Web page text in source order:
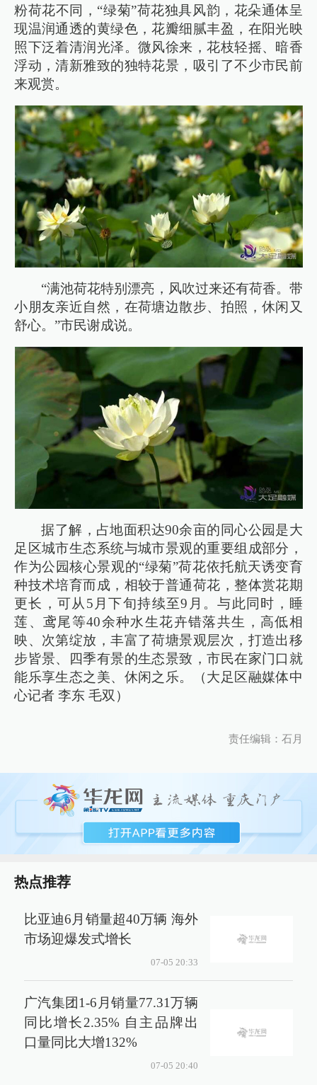
粉荷花不同，“绿菊”荷花独具风韵，花朵通体呈
现温润通透的黄绿色，花瓣细腻丰盈，在阳光映
照下泛着清润光泽。微风徐来，花枝轻摇、暗香
浮动，清新雅致的独特花景，吸引了不少市民前
来观赏。
“满池荷花特别漂亮，风吹过来还有荷香。带
小朋友亲近自然，在荷塘边散步、拍照，休闲又
舒心。”市民谢成说。
据了解，占地面积达90余亩的同心公园是大
足区城市生态系统与城市景观的重要组成部分，
作为公园核心景观的“绿菊”荷花依托航天诱变育
种技术培育而成，相较于普通荷花，整体赏花期
更长，可从5月下旬持续至9月。与此同时，睡
莲、鸢尾等40余种水生花卉错落共生，高低相
映、次第绽放，丰富了荷塘景观层次，打造出移
步皆景、四季有景的生态景致，市民在家门口就
能乐享生态之美、休闲之乐。（大足区融媒体中
心记者 李东 毛双）
责任编辑：石月
热点推荐
比亚迪6月销量超40万辆 海外
市场迎爆发式增长
07-05 20:33
广汽集团1-6月销量77.31万辆
同比增长2.35% 自主品牌出
口量同比大增132%
07-05 20:40